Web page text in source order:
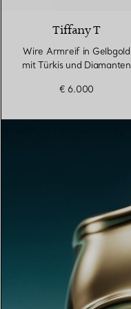
Tiffany T
Wire Armreif in Gelbgold
mit Türkis und Diamanten
€ 6.000